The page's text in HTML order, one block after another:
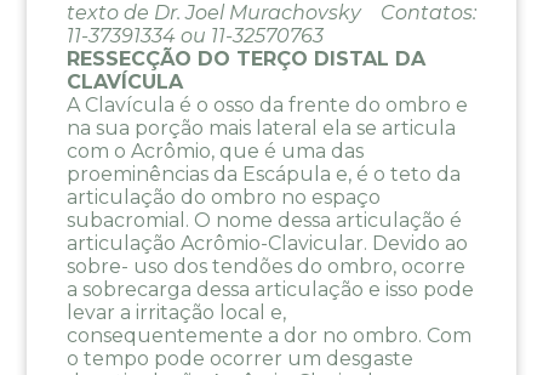
texto de Dr. Joel Murachovsky Contatos:
11-37391334 ou 11-32570763
RESSECÇÃO DO TERÇO DISTAL DA
CLAVÍCULA
A Clavícula é o osso da frente do ombro e
na sua porção mais lateral ela se articula
com o Acrômio, que é uma das
proeminências da Escápula e, é o teto da
articulação do ombro no espaço
subacromial. O nome dessa articulação é
articulação Acrômio-Clavicular. Devido ao
sobre- uso dos tendões do ombro, ocorre
a sobrecarga dessa articulação e isso pode
levar a irritação local e,
consequentemente a dor no ombro. Com
o tempo pode ocorrer um desgaste